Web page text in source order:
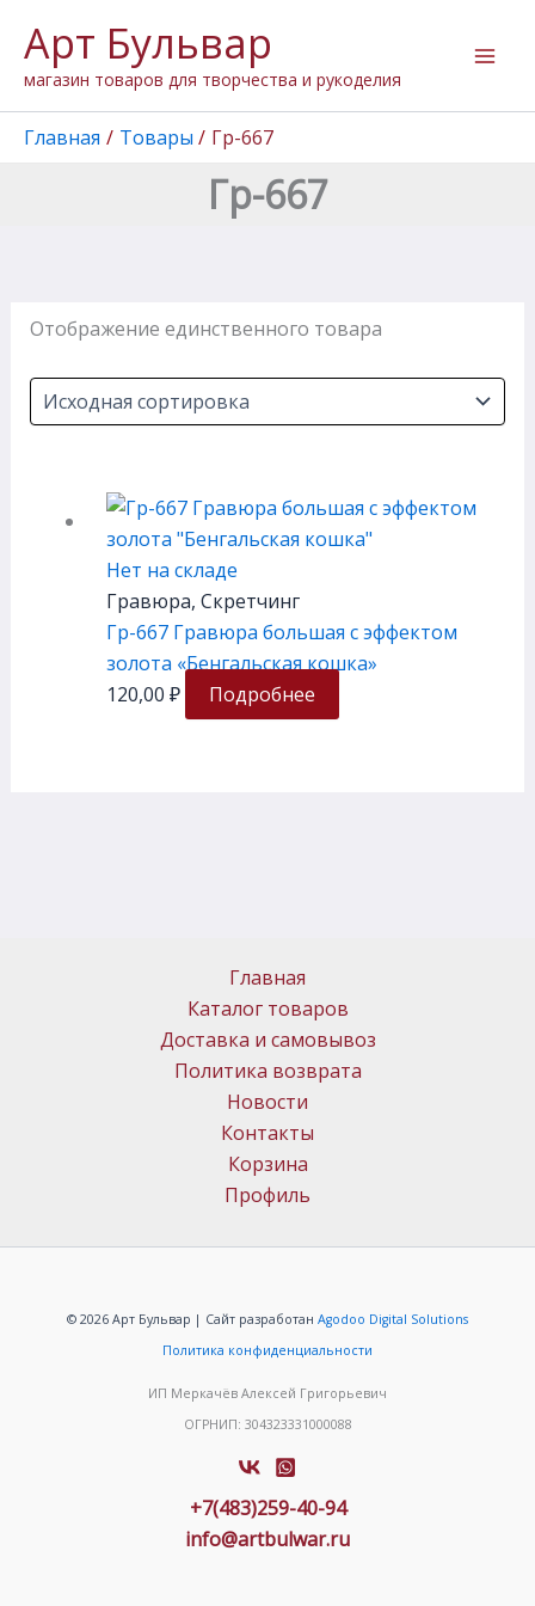
содержимому
Арт Бульвар
магазин товаров для творчества и рукоделия
Главная Товары Гр-667
Гр-667
Отображение единственного товара
Нет на складе
Гравюра, Скретчинг
Гр-667 Гравюра большая с эффектом
золота «Бенгальская кошка»
120,00 ₽ Подробнее
Главная
Каталог товаров
Доставка и самовывоз
Политика возврата
Новости
Контакты
Корзина
Профиль
© 2026 Арт Бульвар | Сайт разработан Agodoo Digital Solutions
Политика конфиденциальности
ИП Меркачёв Алексей Григорьевич
ОГРНИП: 304323331000088
+7(483)259-40-94
info@artbulwar.ru